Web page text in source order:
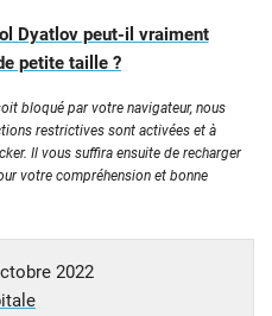
Dyatlov peut-il vraiment
petite taille ?
bloqué par votre navigateur, nous
restrictives sont activées et à
Il vous suffira ensuite de recharger
votre compréhension et bonne
2022